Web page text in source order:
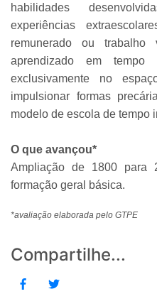
habilidades
experiências
remunerado ou trabalho
aprendizado em
exclusivamente no
impulsionar formas
modelo de escola de tempo
O que avançou*
Ampliação de 1800 para
formação geral básica.
*avaliação elaborada pelo GTPE
Compartilhe...